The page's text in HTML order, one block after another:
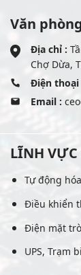
Văn
Địa chỉ :
Chợ Dừa,
Điện thoại
Email :
LĨNH
Tự động hóa
Điều khiển
Điện mặt
UPS, Trạm